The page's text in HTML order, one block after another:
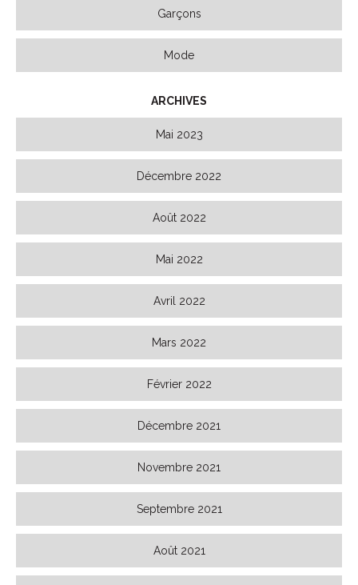
Garçons
Mode
ARCHIVES
Mai 2023
Décembre 2022
Août 2022
Mai 2022
Avril 2022
Mars 2022
Février 2022
Décembre 2021
Novembre 2021
Septembre 2021
Août 2021